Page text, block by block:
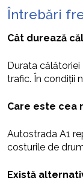
Întrebări
Cât durează
Durata
trafic. În condiții
Care este cea
Autostrada A1
costurile de
Există